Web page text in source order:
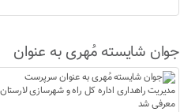
جوان شایسته مُهری به عنوان
سرپرست مدیریت راهداری اداره
کل راه و شهرسازی لارستان